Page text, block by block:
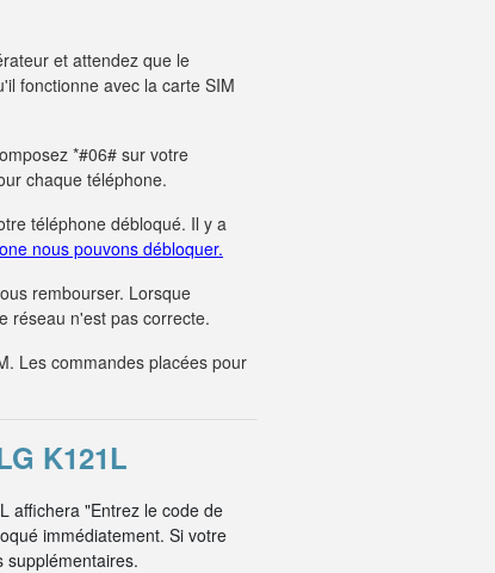
et attendez que le
fonctionne avec la carte SIM
*#06# sur votre
chaque téléphone.
téléphone débloqué. Il y a
nous pouvons débloquer.
rembourser. Lorsque
réseau n'est pas correcte.
Les commandes placées pour
K121L
affichera "Entrez le code de
immédiatement. Si votre
supplémentaires.